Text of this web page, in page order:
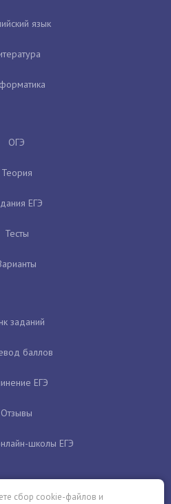
язык
ОГЭ
Теория
ЕГЭ
Тесты
заданий
баллов
ЕГЭ
Отзывы
школы ЕГЭ
сбор cookie-файлов и